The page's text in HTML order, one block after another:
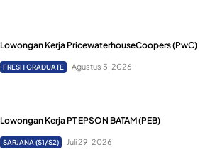
Lowongan Kerja PricewaterhouseCoopers (PwC)
FRESH GRADUATE Agustus 5, 2026
Lowongan Kerja PT EPSON BATAM (PEB)
SARJANA (S1/S2) Juli 29, 2026